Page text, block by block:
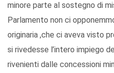
minore parte al sostegno di
Parlamento non ci
originaria ,che ci aveva visto
si rivedesse l’intero impiego
rivenienti dalle concessioni